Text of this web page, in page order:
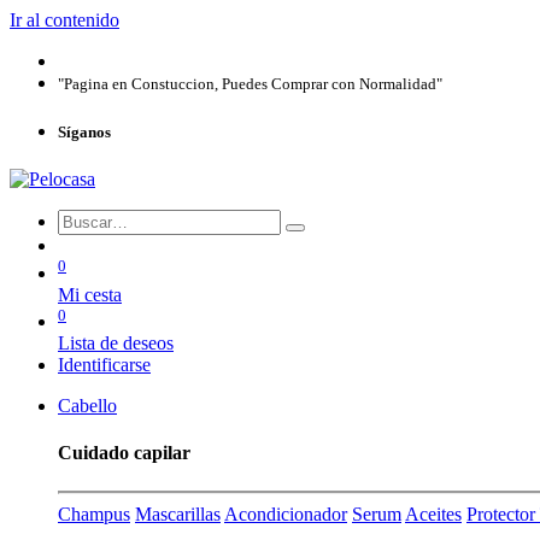
Ir al contenido
"Pagina en Constuccion, Puedes Comprar con Normalidad"
Síganos
0
Mi cesta
0
Lista de deseos
Identificarse
Cabello
Cuidado capilar
Champus Mascarillas Acondicionador Serum Aceites